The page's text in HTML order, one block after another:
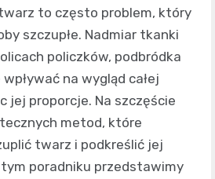
twarz to często problem, który
szczupłe. Nadmiar tkanki
policzków, podbródka
na wygląd całej
jej proporcje. Na szczęście
metod, które
twarz i podkreślić jej
poradniku przedstawimy